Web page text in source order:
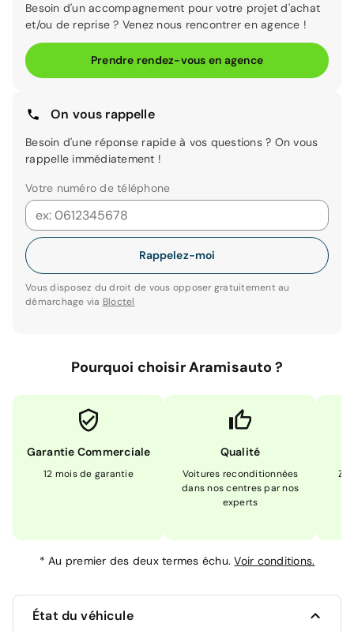
Besoin d'un accompagnement pour votre projet d'achat
et/ou de reprise ? Venez nous rencontrer en agence !
Prendre rendez-vous en agence
On vous rappelle
Besoin d'une réponse rapide à vos questions ? On vous
rappelle immédiatement !
Votre numéro de téléphone
Rappelez-moi
Vous disposez du droit de vous opposer gratuitement au
démarchage via Bloctel
Pourquoi choisir Aramisauto ?
Garantie Commerciale
12 mois de garantie
Qualité
Voitures reconditionnées
dans nos centres par nos
experts
*Au premier des deux termes échu.Voir conditions.
État du véhicule